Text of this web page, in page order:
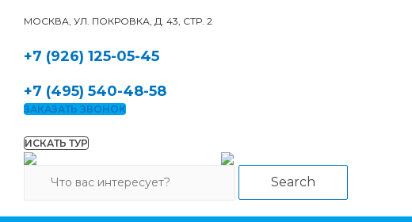
МОСКВА, УЛ. ПОКРОВКА, Д. 43, СТР. 2
+7 (926) 125-05-45
+7 (495) 540-48-58
ЗАКАЗАТЬ ЗВОНОК
ИСКАТЬ ТУР
Search